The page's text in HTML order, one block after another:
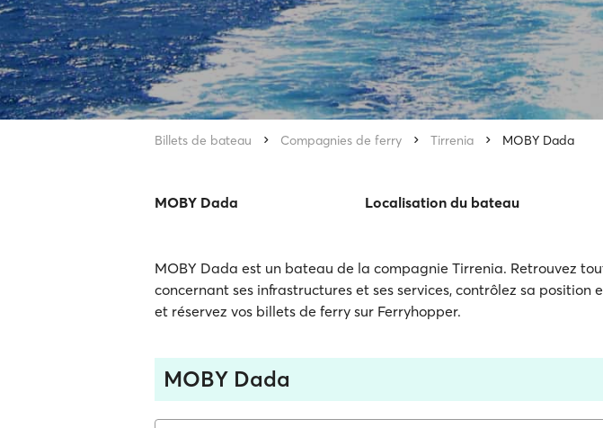
Billets de bateau Compagnies de ferry Tirrenia MOBY Dada
MOBY Dada Localisation du bateau
MOBY Dada est un bateau de la compagnie Tirrenia. Retrouvez
concernant ses infrastructures et ses services, contrôlez sa position
et réservez vos billets de ferry sur Ferryhopper.
MOBY Dada